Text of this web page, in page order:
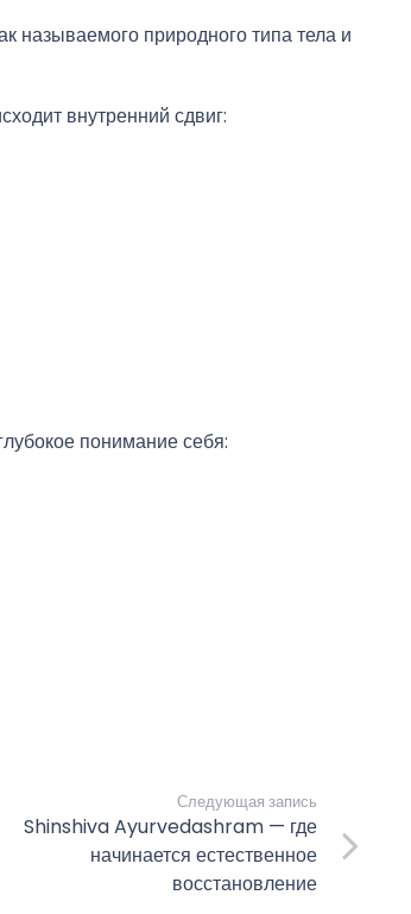
называемого природного типа тела и
внутренний сдвиг:
понимание себя:
Следующая запись
Shinshiva Ayurvedashram — где
начинается естественное
восстановление